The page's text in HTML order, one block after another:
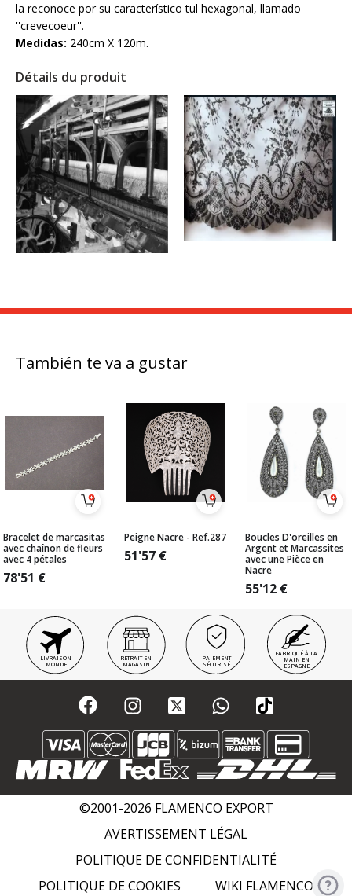
la reconoce por su característico tul hexagonal, llamado
''crevecoeur''.
Medidas: 240cm X 120m.
Détails du produit
También te va a gustar
Bracelet de marcasitas
avec chaînon de fleurs
avec 4 pétales
78'51 €
Peigne Nacre - Ref.287
51'57 €
Boucles D'oreilles en
Argent et Marcassites
avec une Pièce en
Nacre
55'12 €
LIVRAISON
MONDE
RETRAIT EN
MAGASIN
PAIEMENT
SÉCURISÉ
FABRIQUÉ À LA
MAIN EN
ESPAGNE
©2001-2026 FLAMENCO EXPORT
AVERTISSEMENT LÉGAL
POLITIQUE DE CONFIDENTIALITÉ
POLITIQUE DE COOKIES
WIKI FLAMENCO